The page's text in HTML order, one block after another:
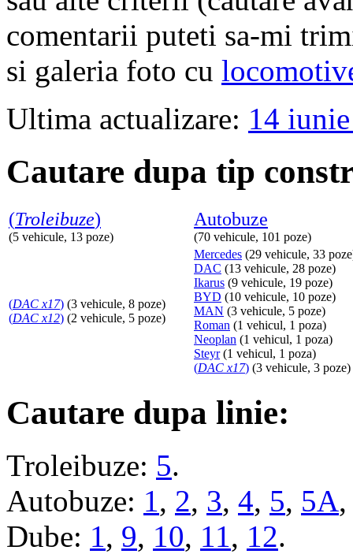
comentarii puteti sa-mi
si galeria foto cu
Ultima actualizare: 14
Cautare dupa tip
(Troleibuze)
(5 vehicule, 13 poze)
Autobuze
(70 vehicule, 101 poze)
(DAC x17) (3 vehicule, 8 poze)
(DAC x12) (2 vehicule, 5 poze)
Mercedes (29 vehicule, 33
DAC (13 vehicule, 28 poze)
Ikarus (9 vehicule, 19 poze)
BYD (10 vehicule, 10 poze)
MAN (3 vehicule, 5 poze)
Roman (1 vehicul, 1 poza)
Neoplan (1 vehicul, 1 poza)
Steyr(1 vehicul, 1 poza)
(DAC x17) (3 vehicule, 3 poze)
Cautare dupa linie:
Troleibuze: 5.
Autobuze: 1, 2, 3, 4, 5, 5A
Dube: 1, 9, 10, 11, 12.